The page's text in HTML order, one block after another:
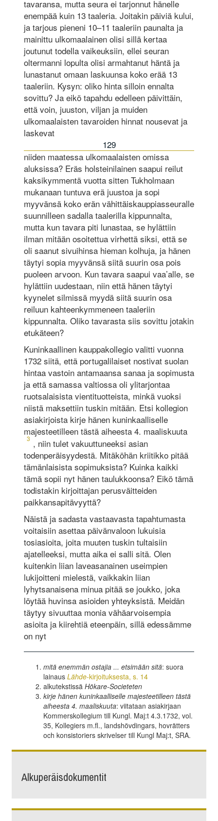
tavaransa, mutta seura ei tarjonnut hänelle
enempää kuin 13 taaleria. Joitakin päiviä kului,
ja tarjous pieneni 10–11 taaleriin paunalta ja
mainittu ulkomaalainen olisi sillä kertaa
joutunut todella vaikeuksiin, ellei seuran
oltermanni lopulta olisi armahtanut häntä ja
lunastanut omaan laskuunsa koko erää 13
taaleriin. Kysyn: oliko hinta silloin ennalta
sovittu? Ja eikö tapahdu edelleen päivittäin,
että voin, juuston, viljan ja muiden
ulkomaalaisten tavaroiden hinnat nousevat ja
laskevat
129
niiden maatessa ulkomaalaisten omissa
aluksissa? Eräs holsteinilainen saapui reilut
kaksikymmentä vuotta sitten Tukholmaan
mukanaan tuntuva erä juustoa ja sopi
myyvänsä koko erän vähittäiskauppiasseuralle
suunnilleen sadalla taalerilla kippunnalta,
mutta kun tavara piti lunastaa, se hylättiin
ilman mitään osoitettua virhettä siksi, että se
oli saanut sivuihinsa hieman kolhuja, ja hänen
täytyi sopia myyvänsä siitä suurin osa pois
puoleen arvoon. Kun tavara saapui vaa’alle, se
hylättiin uudestaan, niin että hänen täytyi
kyynelet silmissä myydä siitä suurin osa
reiluun kahteenkymmeneen taaleriin
kippunnalta. Oliko tavarasta siis sovittu jotakin
etukäteen?
Kuninkaallinen kauppakollegio valitti vuonna
1732 siitä, että portugalilaiset nostivat suolan
hintaa vastoin antamaansa sanaa ja sopimusta
ja että samassa valtiossa oli ylitarjontaa
ruotsalaisista vientituotteista, minkä vuoksi
niistä maksettiin tuskin mitään. Etsi kollegion
asiakirjoista kirje hänen kuninkaalliselle
majesteetilleen tästä aiheesta 4. maaliskuuta
3 , niin tulet vakuuttuneeksi asian
todenperäisyydestä. Mitäköhän kriitikko pitää
tämänlaisista sopimuksista? Kuinka kaikki
tämä sopii nyt hänen taulukkoonsa? Eikö tämä
todistakin kirjoittajan perusväitteiden
paikkansapitävyyttä?
Näistä ja sadasta vastaavasta tapahtumasta
voitaisiin asettaa päivänvaloon lukuisia
tosiasioita, joita muuten tuskin tultaisiin
ajatelleeksi, mutta aika ei salli sitä. Olen
kuitenkin liian laveasanainen useimpien
lukijoitteni mielestä, vaikkakin liian
lyhytsanaisena minua pitää se joukko, joka
löytää huvinsa asioiden yhteyksistä. Meidän
täytyy sivuuttaa monia vähäarvoisempia
asioita ja kiirehtiä eteenpäin, sillä edessämme
on nyt
mitä enemmän ostajia ... etsimään sitä: suora
lainaus Lähde-kirjoituksesta, s. 14
alkutekstissä Hökare-Societeten
kirje hänen kuninkaalliselle majesteetilleen tästä
aiheesta 4. maaliskuuta: viitataan asiakirjaan
Kommerskollegium till Kungl. Maj:t 4.3.1732, vol.
35, Kollegiers m.fl., landshövdingars, hovrätters
och konsistoriers skrivelser till Kungl Maj:t, SRA.
Alkuperäisdokumentit